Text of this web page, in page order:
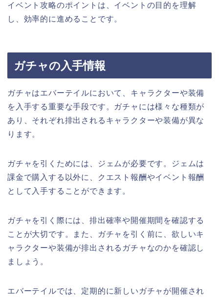
イベント攻略のポイントは、イベントの目的を理解
し、効率的に進めることです。
ガチャの入手情報
ガチャはエバーテイルにおいて、キャラクターや装備
を入手する重要な手段です。ガチャには様々な種類が
あり、それぞれ排出されるキャラクターや装備が異な
ります。
ガチャを引くためには、ジェムが必要です。ジェムは
課金で購入する以外に、クエスト報酬やイベント報酬
として入手することができます。
ガチャを引く際には、排出確率や開催期間を確認する
ことが大切です。また、ガチャを引く前に、欲しいキ
ャラクターや装備が排出されるガチャなのかを確認し
ましょう。
エバーテイルでは、定期的に新しいガチャが開催され